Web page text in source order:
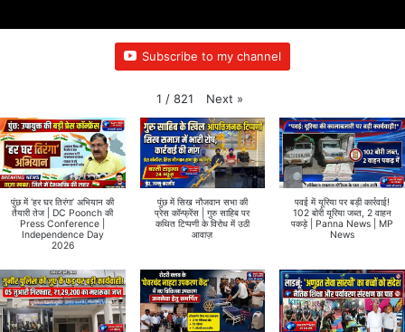
Subscribe to my channel
1 / 821 Next »
पुंछ में ‘हर घर तिरंगा’ अभियान की
तैयारी तेज | DC Poonch की
Press Conference |
Independence Day
2026
पुंछ में सिख नौजवान सभा की
प्रेस कॉन्फ्रेंस | गुरु साहिब पर
कथित टिप्पणी के विरोध में उठी
आवाज़
पवई में यूरिया पर बड़ी कार्रवाई!
102 बोरी यूरिया जब्त, 2 वाहन
पकड़े | Panna News | MP
News